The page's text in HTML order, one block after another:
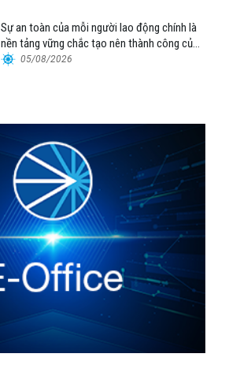
Sự an toàn của mỗi người lao động chính là
nền tảng vững chắc tạo nên thành công của
Cảng Đà Nẵng
05/08/2026